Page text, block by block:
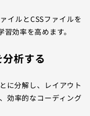
イルとCSSファイルを
効率を高めます。
析する
に分解し、レイアウト
効率的なコーディング